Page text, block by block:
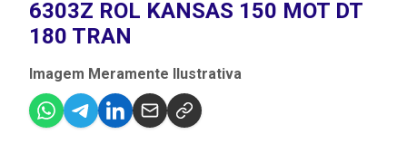
6303Z ROL KANSAS 150 MOT DT
180 TRAN
Imagem Meramente Ilustrativa